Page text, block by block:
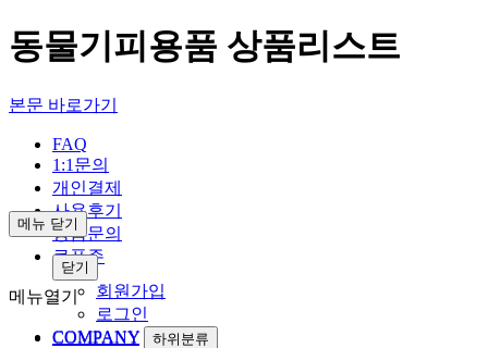
동물기피용품 상품리스트
본문 바로가기
FAQ
1:1문의
개인결제
사용후기
상품문의
쿠폰존
메뉴열기
COMPANY
하위분류
메뉴 닫기
닫기
회원가입
로그인
COMPANY
하위분류